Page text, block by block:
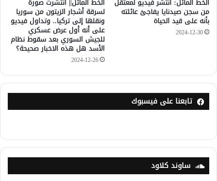
الخط المائل: انتشر فيديو لمعتقل
من سجن صيدنايا يفاجئ عائلته
بأنه على قيد الحياة
2024-12-30
الخط المائل|| انتشرت صورة
لسرقة أشجار الزيتون من سوريا
ونقلها إلى تركيا.. وتداول فيديو
على أنه أول عرض عسكري
للجيش السوري بعد سقوط نظام
الأسد هل هذه الاخبار صحيحة؟
2024-12-26
تابعنا على فيسبوك
ساوند كلاود